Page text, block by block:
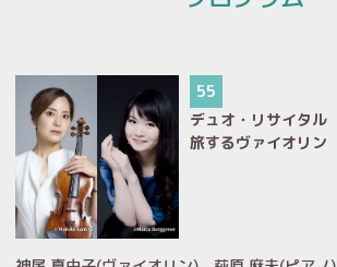
55
デュオ・リサイタル
旅するヴァイオリン